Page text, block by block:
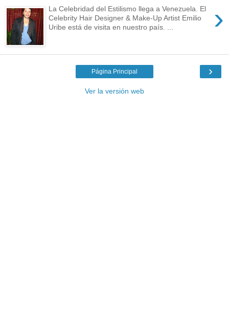
›
La Celebridad del Estilismo llega a Venezuela. El
Celebrity Hair Designer & Make-Up Artist Emilio
Uribe está de visita en nuestro país. ...
›
Página Principal
Ver la versión web